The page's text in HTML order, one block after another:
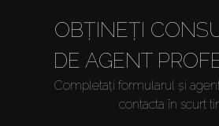
OBȚINEȚI
DE AGENT
Completați formularul și
contacta în scurt